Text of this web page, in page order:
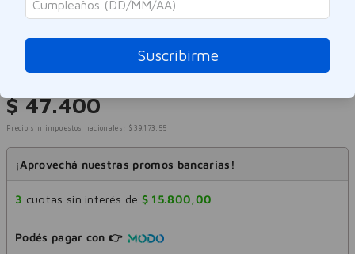
Dance Shakira Red Midnight Eau
De Toilette 80ml
Referencia:-314614
$ 47.400
Precio sin impuestos nacionales: $ 39.173 , 55
¡Aprovechá nuestras promos bancarias!
3 cuotas sin interés de $ 15.800,00
Podés pagar con 👉
Suscribirme